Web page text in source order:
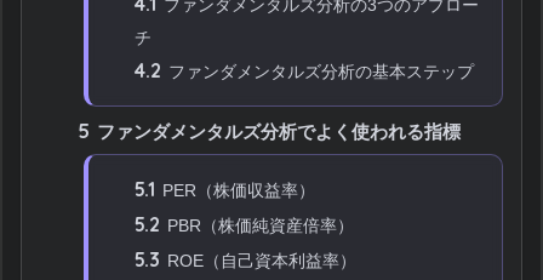
ファンダメンタルズ分析の3つのアプロー
チ
4.2 ファンダメンタルズ分析の基本ステップ
5 ファンダメンタルズ分析でよく使われる指標
5.1 PER（株価収益率）
5.2 PBR（株価純資産倍率）
5.3 ROE（自己資本利益率）